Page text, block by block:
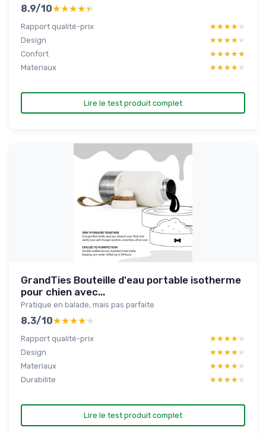
8.9/10★★★★★
★★★★★
Rapport qualité-prix ★★★★★
★★★★★
Design
★★★★★
★★★★★
Confort
★★★★★
★★★★★
Materiaux
★★★★★
★★★★★
Lire le test produit complet
GrandTies Bouteille d'eau portable isotherme
pour chien avec...
Pratique en balade, mais pas parfaite
8.3/10★★★★★
★★★★★
Rapport qualité-prix ★★★★★
★★★★★
Design
★★★★★
★★★★★
Materiaux
★★★★★
★★★★★
Durabilite
★★★★★
★★★★★
Lire le test produit complet